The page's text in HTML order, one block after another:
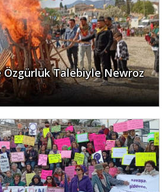
Özgürlük Talebiyle Newroz